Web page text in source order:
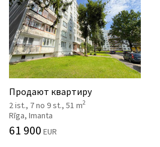
Продают квартиру
2 ist., 7 no 9 st., 51 m2
Rīga, Imanta
61 900 EUR